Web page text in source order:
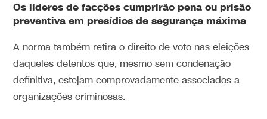
Os líderes de facções cumprirão pena ou prisão
preventiva em presídios de segurança máxima
A norma também retira o direito de voto nas eleições
daqueles detentos que, mesmo sem condenação
definitiva, estejam comprovadamente associados a
organizações criminosas.